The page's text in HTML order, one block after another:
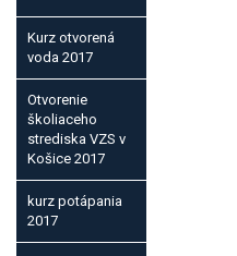
Kurz otvorená
voda 2017
Otvorenie
školiaceho
strediska VZS v
Košice 2017
kurz potápania
2017